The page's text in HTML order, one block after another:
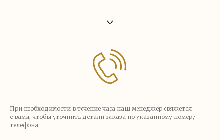
При необходимости в течение часа наш менеджер свяжется
с вами, чтобы уточнить детали заказа по указанному номеру
телефона.